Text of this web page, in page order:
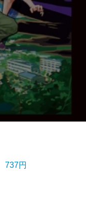
737円